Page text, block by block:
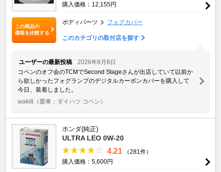
この商品の
価格を比較する
購入価格：12,155円
ボディパーツ フォグカバー
このカテゴリの取付店を探す
ユーザーの最新投稿
2026年8月8日
コペンのオフ会のTCMでSecond Stageさんが出店していて以前か
ら欲しかったフォグランプのデジタルカーボンカバーを購入して
今日、装着しました。
waki8 （愛車：ダイハツ コペン）
ホンダ(純正)
ULTRA LEO 0W-20
4.21
（281件）
購入価格：5,600円